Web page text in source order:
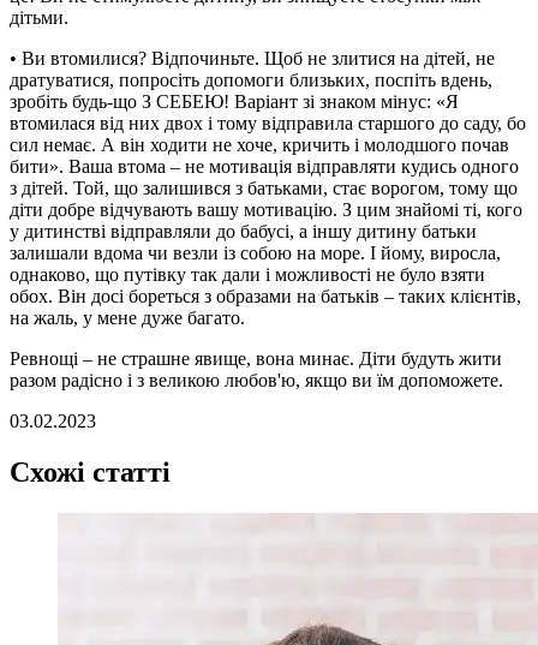
дітьми.
• Ви втомилися? Відпочиньте. Щоб не злитися на дітей, не
дратуватися, попросіть допомоги близьких, поспіть вдень,
зробіть будь-що З СЕБЕЮ! Варіант зі знаком мінус: «Я
втомилася від них двох і тому відправила старшого до саду, бо
сил немає. А він ходити не хоче, кричить і молодшого почав
бити». Ваша втома – не мотивація відправляти кудись одного
з дітей. Той, що залишився з батьками, стає ворогом, тому що
діти добре відчувають вашу мотивацію. З цим знайомі ті, кого
у дитинстві відправляли до бабусі, а іншу дитину батьки
залишали вдома чи везли із собою на море. І йому, виросла,
однаково, що путівку так дали і можливості не було взяти
обох. Він досі бореться з образами на батьків – таких клієнтів,
на жаль, у мене дуже багато.
Ревнощі – не страшне явище, вона минає. Діти будуть жити
разом радісно і з великою любов'ю, якщо ви їм допоможете.
03.02.2023
Схожі статті